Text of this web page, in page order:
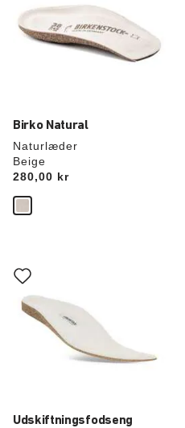
Birko Natural
Naturlæder
Beige
Price:
280,00 kr
opdatere
produktbilledet
Udskiftningsfodseng
med
prøvefarver
opdatere
produktbilledet